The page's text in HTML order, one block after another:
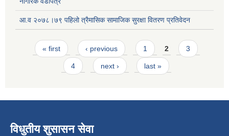
आ.व २०७८।७९ पहिलो त्रैमासिक सामाजिक सुरक्षा वितरण प्रतिवेदन
Pages
« first ‹ previous 1 2 3
4 next › last »
विधुतीय शुसासन सेवा